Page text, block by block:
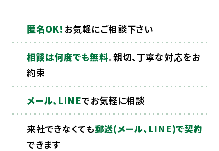
匿名OK！ お気軽にご相談下さい
相談は何度でも無料。親切、丁寧な対応をお
約束
メール、LINEでお気軽に相談
来社できなくても郵送(メール、LINE)で契約
できます